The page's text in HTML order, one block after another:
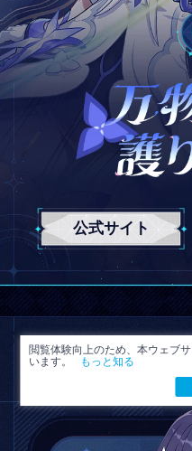
閲覧体験向上のため、本ウェブ
います。
もっと知る